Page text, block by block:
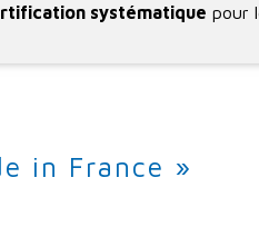
systématique pour
in France »